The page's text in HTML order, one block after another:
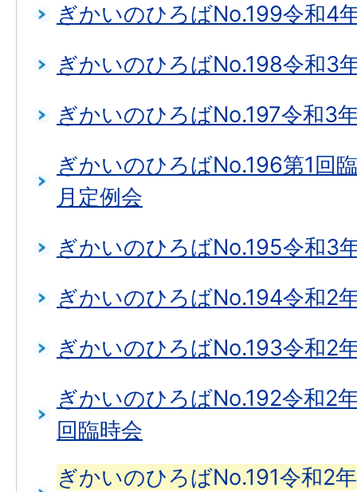
ぎかいのひろばNo.199令和4
ぎかいのひろばNo.198令和3
ぎかいのひろばNo.197令和3
ぎかいのひろばNo.196第1回
月定例会
ぎかいのひろばNo.195令和3
ぎかいのひろばNo.194令和2
ぎかいのひろばNo.193令和2
ぎかいのひろばNo.192令和2
回臨時会
ぎかいのひろばNo.191令和2